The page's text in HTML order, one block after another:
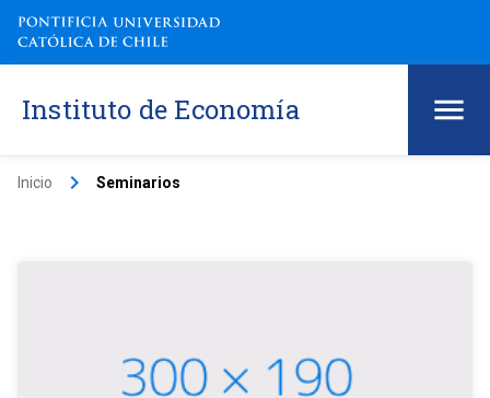
Instituto de Economía
Inicio keyboard_arrow_right Seminarios